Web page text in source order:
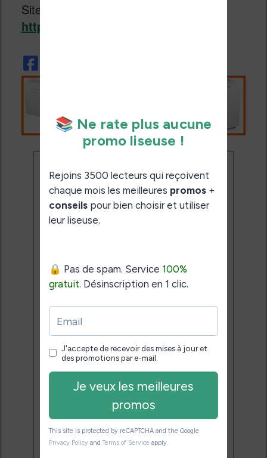
Site officiel :
https://fujitsuquaderno.com/
Ne rate plus aucune
promo liseuse !
meilleures promos + conseils
pour bien choisir et utiliser leur
Service 100% gratuit.
Désinscription en 1 clic.
Email:
J'accepte de recevoir des
mises à jour et des promotions
par e-mail.